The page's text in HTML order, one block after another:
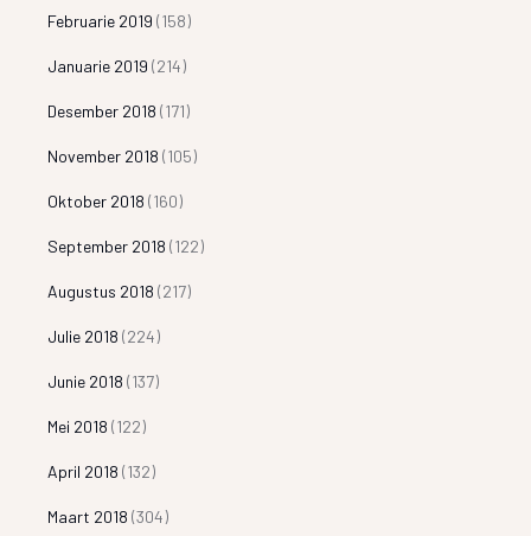
Februarie 2019 (158)
Januarie 2019 (214)
Desember 2018 (171)
November 2018 (105)
Oktober 2018 (160)
September 2018 (122)
Augustus 2018 (217)
Julie 2018 (224)
Junie 2018 (137)
Mei 2018 (122)
April 2018 (132)
Maart 2018 (304)